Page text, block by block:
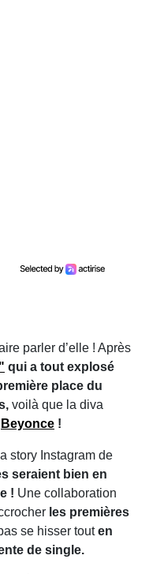
parler d’elle ! Après
qui a tout explosé
place du
voilà que la diva
Beyonce !
story Instagram de
seraient bien en
! Une collaboration
les premières
se hisser touten
de single.